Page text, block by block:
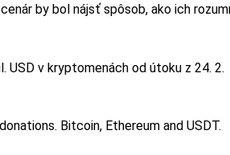
by bol nájsť spôsob, ako ich
USD v kryptomenách od útoku z 24. 2.
Bitcoin, Ethereum and USDT.